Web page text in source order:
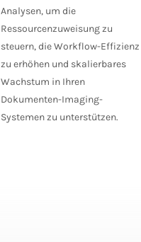
Analysen, um die
Ressourcenzuweisung zu
steuern, die Workflow-Effizienz
zu erhöhen und skalierbares
Wachstum in Ihren
Dokumenten-Imaging-
Systemen zu unterstützen.